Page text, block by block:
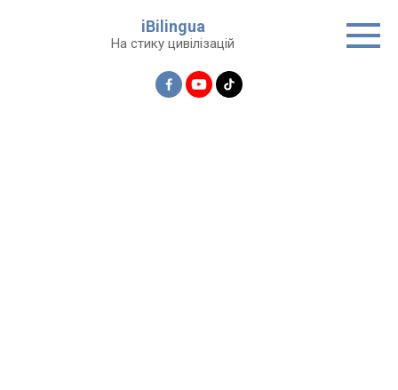
iBilingua
На стику цивілізацій